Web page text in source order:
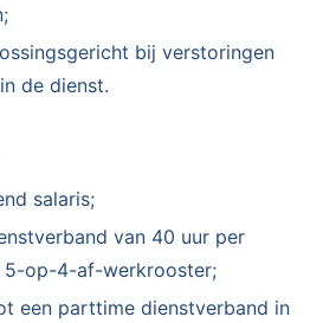
bij verstoringen
de dienst.
salaris;
van 40 uur per
5-op-4-af-werkrooster;
een parttime dienstverband in